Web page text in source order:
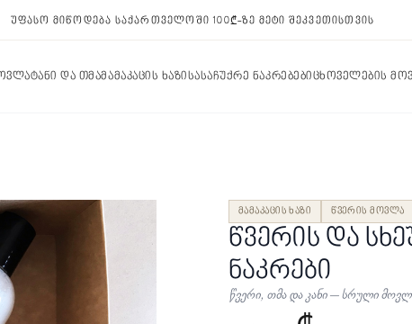
უფასო მიწოდება საქართველოში 100₾-ზე მეტი შეკვეთისთვის
ტანი და თმამამაკაცის ხაზისასაჩუქრე ნაკრებებიცხოველების
მამაკაცის ხაზი წვერის მოვლა
წვერის და
ნაკრები
წვერი, თმა და კანი – სრული